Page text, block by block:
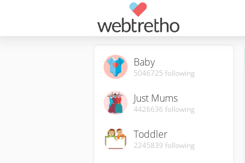
Baby
5046725 following
Just Mums
4426636 following
Toddler
2245839 following